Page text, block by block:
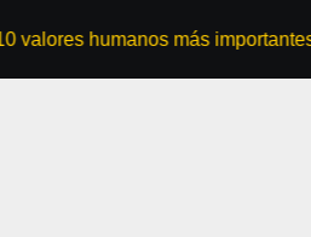
humanos más importantes